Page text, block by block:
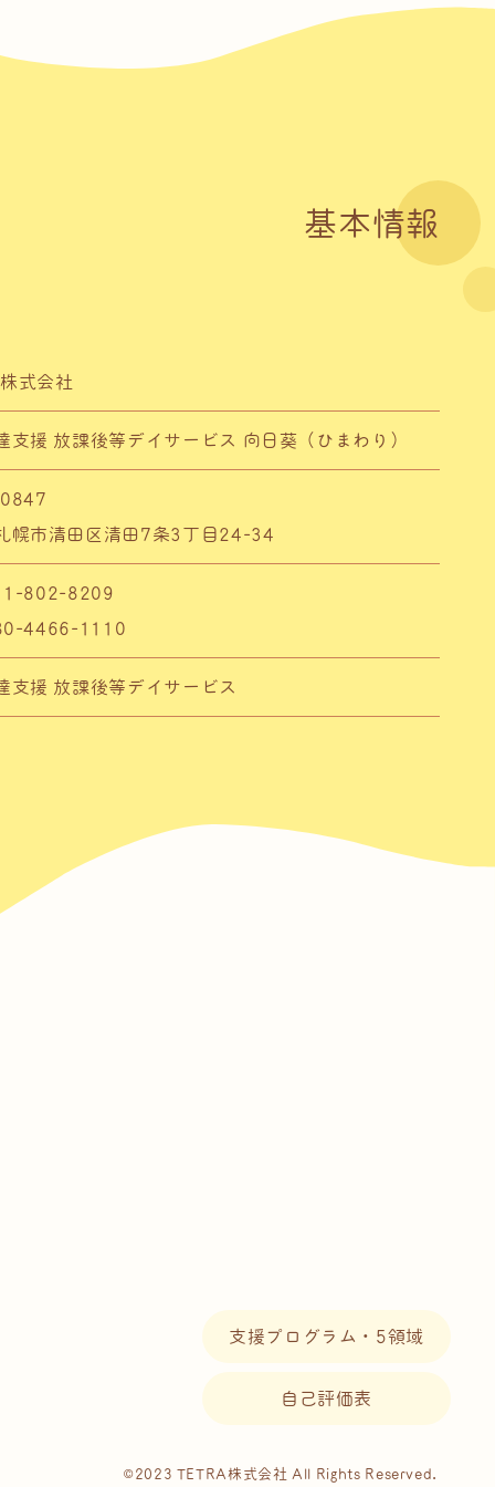
基本情報
式会社
支援 放課後等デイサービス 向日葵（ひまわり）
幌市清田区清田7条3丁目24-34
802-8209
4466-1110
支援 放課後等デイサービス
©2023 TETRA株式会社 All Rights Reserved.
支援プログラム・5領域
自己評価表